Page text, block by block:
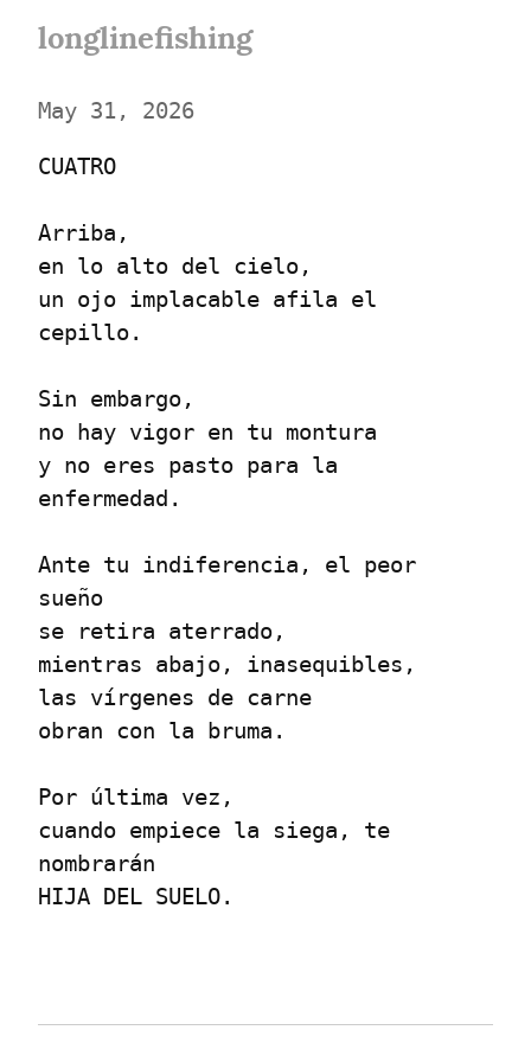
longlinefishing
May 31, 2026
CUATRO
Arriba,
en lo alto del cielo,
un ojo implacable afila el
cepillo.
Sin embargo,
no hay vigor en tu montura
y no eres pasto para la
enfermedad.
Ante tu indiferencia, el peor
sueño
se retira aterrado,
mientras abajo, inasequibles,
las vírgenes de carne
obran con la bruma.
Por última vez,
cuando empiece la siega, te
nombrarán
HIJA DEL SUELO.